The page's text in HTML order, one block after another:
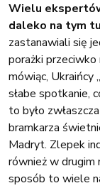
Wielu
daleko na tym
zastanawiali się
porażki
mówiąc, Ukraińcy
słabe spotkanie,
to było
bramkarza
Madryt. Zlepek
również w drugim
sposób to wiele